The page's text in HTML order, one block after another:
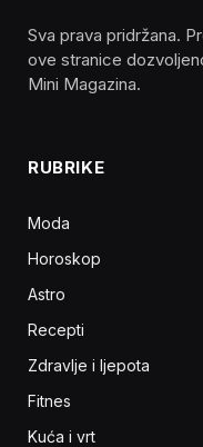
Sva prava pridržana.
ove stranice
Mini Magazina.
RUBRIKE
Moda
Horoskop
Astro
Recepti
Zdravlje i ljepota
Fitnes
Kuća i vrt